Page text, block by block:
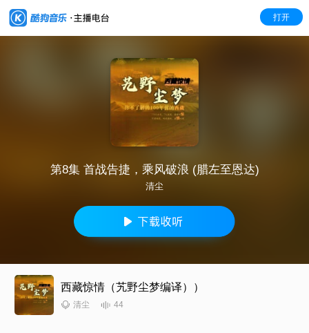
打开
第8集 首战告捷，乘风破浪 (腊左至恩达)
清尘
西藏惊情（艽野尘梦编译））
清尘 44